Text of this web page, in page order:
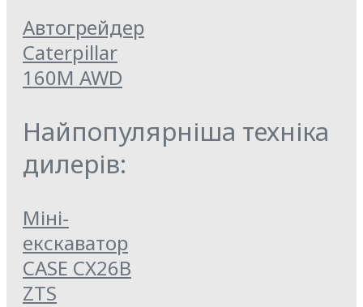
Автогрейдер
Caterpillar
160M AWD
Найпопулярніша техніка
дилерів:
Міні-
екскаватор
CASE CX26B
ZTS